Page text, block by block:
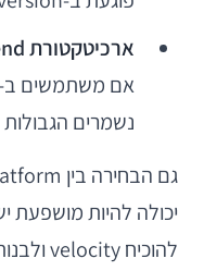
ארכיטקטורת backend מינימלית אך נקייה:
נשמרים